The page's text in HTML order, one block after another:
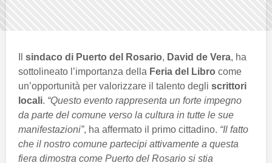
sindaco di Puerto del Rosario, David de Vera, ha
sottolineato l’importanza della Feria del Libro come
un’opportunità per valorizzare il talento degli scrittori
locali. “Questo evento rappresenta un forte impegno
da parte del comune verso la cultura in tutte le sue
manifestazioni”, ha affermato il primo cittadino. “Il fatto
che il nostro comune partecipi attivamente a questa
fiera dimostra come Puerto del Rosario si stia